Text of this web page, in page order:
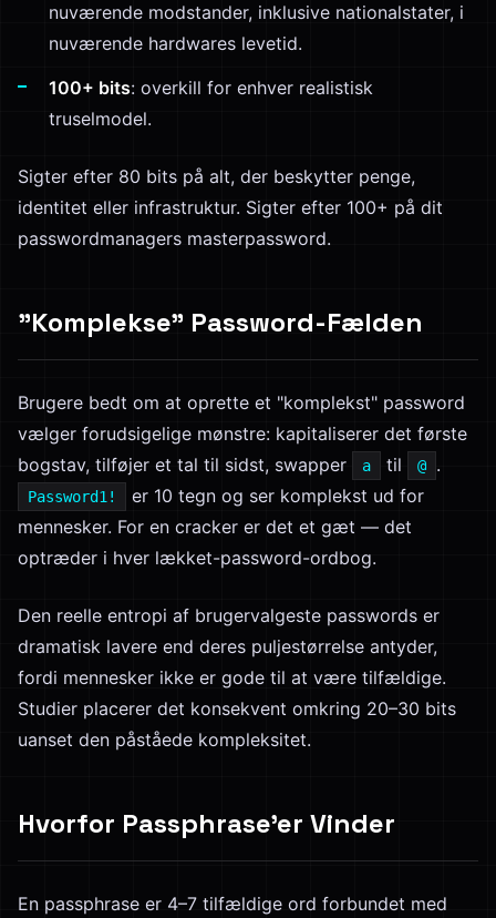
nuværende modstander, inklusive nationalstater, i
nuværende hardwares levetid.
100+ bits: overkill for enhver realistisk
truselmodel.
Sigter efter 80 bits på alt, der beskytter penge,
identitet eller infrastruktur. Sigter efter 100+ på dit
passwordmanagers masterpassword.
"Komplekse" Password-Fælden
Brugere bedt om at oprette et "komplekst" password
vælger forudsigelige mønstre: kapitaliserer det første
bogstav, tilføjer et tal til sidst, swapper
a til @ .
Password1!
er 10 tegn og ser komplekst ud for
mennesker. For en cracker er det et gæt — det
optræder i hver lækket-password-ordbog.
Den reelle entropi af brugervalgeste passwords er
dramatisk lavere end deres puljestørrelse antyder,
fordi mennesker ikke er gode til at være tilfældige.
Studier placerer det konsekvent omkring 20–30 bits
uanset den påståede kompleksitet.
Hvorfor Passphrase'er Vinder
En passphrase er 4–7 tilfældige ord forbundet med